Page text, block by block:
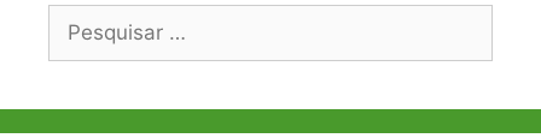
Pesquisar